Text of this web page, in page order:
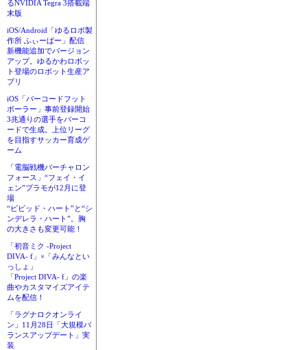
るNVIDIA Tegra 3搭載端
末版
iOS/Android「ゆるロボ製
作所 ふぃーばー」配信
新機能追加でバージョン
アップ。ゆるかわロボッ
ト登場のロボット生産ア
プリ
iOS「バーコードフット
ボーラー」事前登録開始
3兆通りの選手をバーコ
ードで生成。上位リーグ
を目指すサッカー育成ゲ
ーム
「電脳戦機バーチャロン
フォース」“フェイ・イ
ェン”プラモが12月に登
場
“ビビッド・ハート”と“シ
ンデレラ・ハート”。胸
の大きさも変更可能！
「初音ミク -Project
DIVA- f」×「みんなとい
っしょ」
「Project DIVA- f」の楽
曲やカスタマイズアイテ
ムを配信！
「ラグナロクオンライ
ン」11月28日「大規模バ
ランスアップデート」実
装